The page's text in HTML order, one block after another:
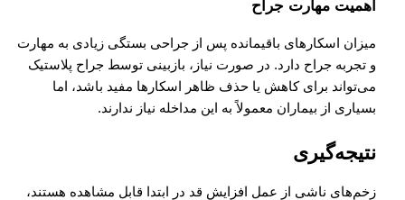
اهمیت مهارت جراح
میزان اسکارهای باقیمانده پس از جراحی بستگی زیادی به مهارت
و تجربه جراح دارد. در صورت نیاز، بازبینی توسط جراح پلاستیک
می‌تواند برای کاهش یا حذف ظاهر اسکارها مفید باشد، اما
بسیاری از بیماران معمولاً به این مداخله نیاز ندارند.
نتیجه‌گیری
زخم‌های ناشی از عمل افزایش قد در ابتدا قابل مشاهده هستند،